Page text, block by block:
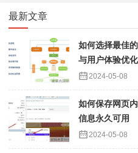
最新文章
如何选择最佳
与用户体验优化
2024-05-08
如何保存网页
信息永久可用
2024-05-08